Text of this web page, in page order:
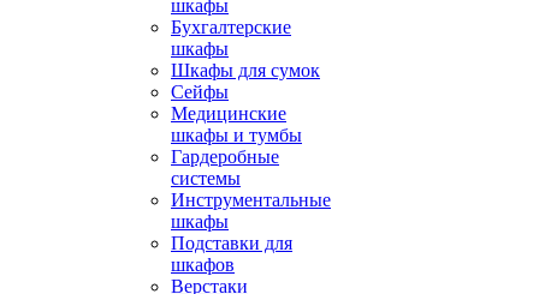
шкафы
Бухгалтерские
шкафы
Шкафы для сумок
Сейфы
Медицинские
шкафы и тумбы
Гардеробные
системы
Инструментальные
шкафы
Подставки для
шкафов
Верстаки